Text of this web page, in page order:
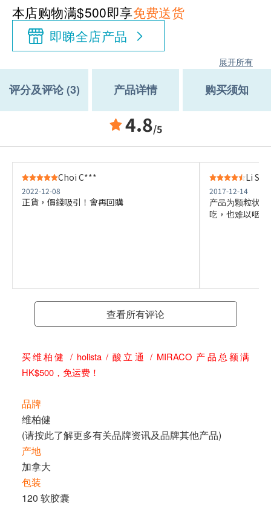
本店购物满$500即享免费送货
即睇全店产品
展开所有
评分及评论 (3) 产品详情 购买须知
4.8/5
Choi C***
2022-12-08
正貨，價錢吸引！會再回購
Li
2017-12-14
产品为颗粒状
吃，也难以咽下
查看所有评论
买维柏健 / holista / 酸立通 / MIRACO 产品总额满
HK$500，免运费！
品牌
维柏健
(请按此了解更多有关品牌资讯及品牌其他产品)
产地
加拿大
包装
120 软胶囊